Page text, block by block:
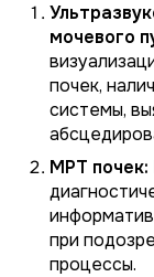
мочевого
почек,
системы,
МРТ почек:
при
процессы.